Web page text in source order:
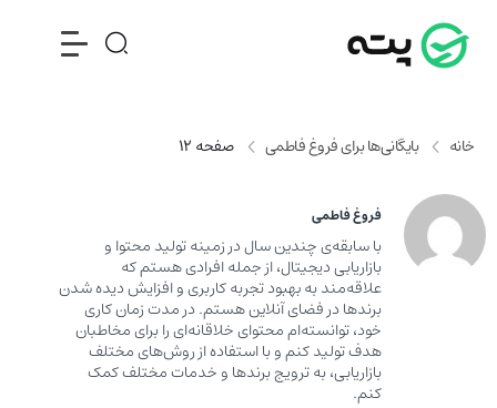
خانه بایگانی‌ها برای فروغ فاطمی صفحه 12
فروغ فاطمی
با سابقه‌ی چندین سال در زمینه تولید محتوا و
بازاریابی دیجیتال، از جمله افرادی هستم که
علاقه‌مند به بهبود تجربه کاربری و افزایش دیده شدن
برندها در فضای آنلاین هستم. در مدت زمان کاری
خود، توانسته‌ام محتوای خلاقانه‌ای را برای مخاطبان
هدف تولید کنم و با استفاده از روش‌های مختلف
بازاریابی، به ترویج برندها و خدمات مختلف کمک
کنم.